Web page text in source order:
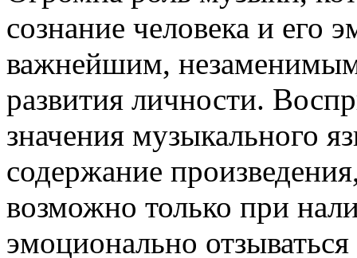
сознание человека и его
важнейшим,
развития личности.
значения музыкального
содержание
возможно только при
эмоционально